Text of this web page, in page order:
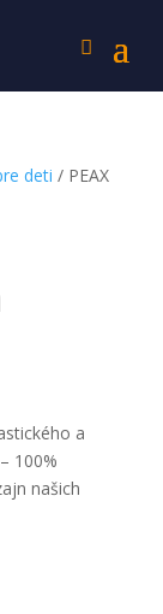
deti / PEAX
a
100%
našich